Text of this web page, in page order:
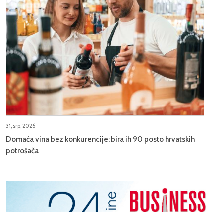
31, srp, 2026
Domaća vina bez konkurencije: bira ih 90 posto hrvatskih
potrošača